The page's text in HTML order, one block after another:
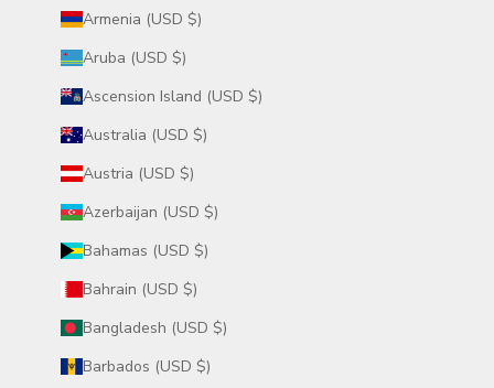
Armenia (USD $)
Aruba (USD $)
Ascension Island (USD $)
Australia (USD $)
Austria (USD $)
Azerbaijan (USD $)
Bahamas (USD $)
Bahrain (USD $)
Bangladesh (USD $)
Barbados (USD $)